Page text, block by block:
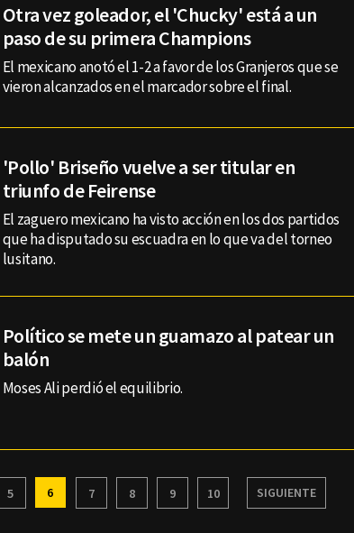
Otra vez goleador, el 'Chucky' está a un
paso de su primera Champions
El mexicano anotó el 1-2 a favor de los Granjeros que se
vieron alcanzados en el marcador sobre el final.
'Pollo' Briseño vuelve a ser titular en
triunfo de Feirense
El zaguero mexicano ha visto acción en los dos partidos
que ha disputado su escuadra en lo que va del torneo
lusitano.
Político se mete un guamazo al patear un
balón
Moses Ali perdió el equilibrio.
5 6 7 8 9 10 SIGUIENTE